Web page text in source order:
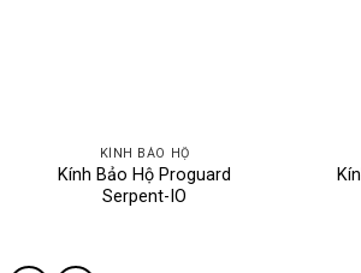
KÍNH BẢO HỘ
Kính Bảo Hộ Proguard
Serpent-IO